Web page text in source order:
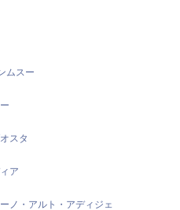
ムスー
スタ
ア
ノ・アルト・アディジェ